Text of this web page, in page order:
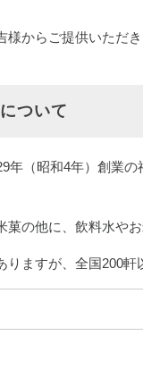
からご提供いただき
ついて
年（昭和4年）創業
の他に、飲料水や
りますが、全国200